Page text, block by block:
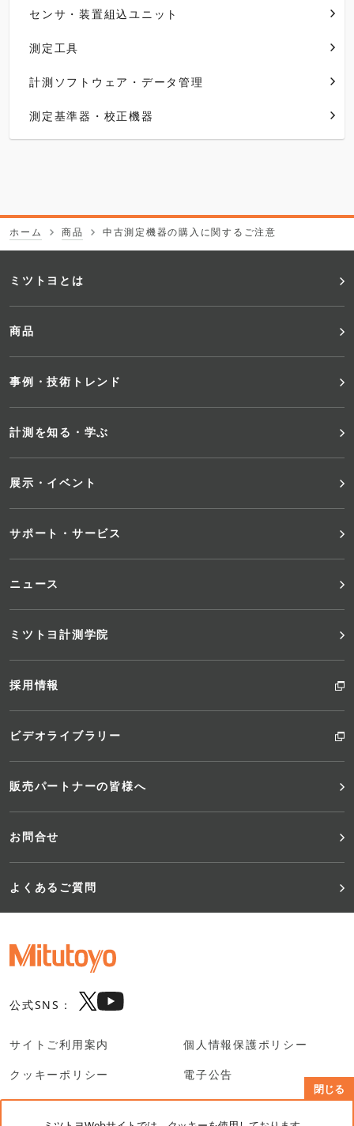
センサ・装置組込ユニット
測定工具
計測ソフトウェア・データ管理
測定基準器・校正機器
ホーム 商品 中古測定機器の購入に関するご注意
フ
ッ
タ
ー
メ
ュ
ー
ミツトヨとは
商品
事例・技術トレンド
計測を知る・学ぶ
展示・イベント
サポート・サービス
ニュース
ミツトヨ計測学院
採用情報
ビデオライブラリー
販売パートナーの皆様へ
お問合せ
よくあるご質問
公式SNS：
サイトご利用案内
個人情報保護ポリシー
クッキーポリシー
電子公告
SNS利用規約
閉じる